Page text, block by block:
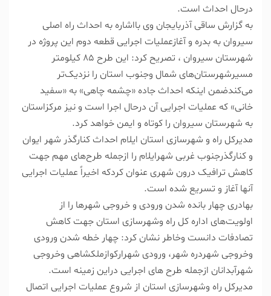
درحال احداث است.
به گزارش ساقی آذربایجان وی بااشاره به احداث راه اصلی
سیروان به بدره و آغازعملیات اجرایی قطعه دوم این پروژه در
شهرستان سیروان ، تصریح کرد: این طرح ۸۵ کیلومتر
مسیرشهرستان‌های شمال وجنوب استان را نزدیک‌تر
می‌کندضمن اینکه احداث جاده «چشمه چاهی» به «سفید
خانی» که عملیات اجرایی آن درحال اجرا است و نیز مرکزاستان
به شهرستان سیروان را کوتاه و ایمن خواهد کرد.
مدیرکل راه و شهرسازی استان ایلام احداث کنارگذر شهر ایوان
و کنارگذرجنوب غربی شهرایلام را ازجمله طرح‌های مهم جهت
کاهش ترافیک درون شهری عنوان کردکه اخیراً عملیات اجرایی
آنها آغاز و تسریع شده است.
بهادری چهار بانده شدن ورودی و خروجی شهرها را از
اولویت‌های اداره کل راه وشهرسازی استان جهت کاهش
تصادفات دانست وخاطر نشان کرد: چهار خطه شدن ورودی
وخروجی شهردره شهر، ورودی شهرارکوازملکشاهی وخروجی
شهرآبدانان ازجمله طرح های اجرایی دراین زمینه است.
مدیرکل راه وشهرسازی استان از شروع عملیات اجرایی اتصال